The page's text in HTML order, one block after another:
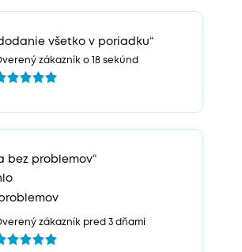
všetko v poriadku“
zákazník o 18 sekúnd
bez problemov“
zákazník pred 3 dňami